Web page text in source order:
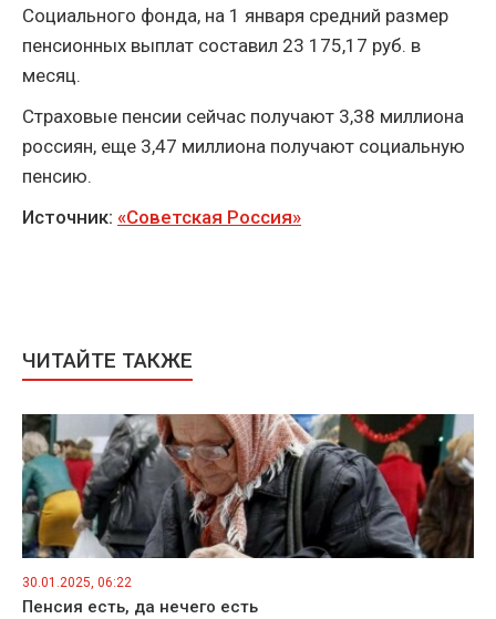
Социального фонда, на 1 января средний размер
пенсионных выплат составил 23 175,17 руб. в
месяц.
Страховые пенсии сейчас получают 3,38 миллиона
россиян, еще 3,47 миллиона получают социальную
пенсию.
Источник: «Советская Россия»
ЧИТАЙТЕ ТАКЖЕ
30.01.2025, 06:22
Пенсия есть, да нечего есть